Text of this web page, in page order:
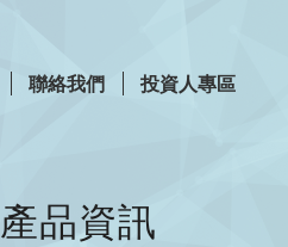
聯絡我們 投資人專區
產品資訊